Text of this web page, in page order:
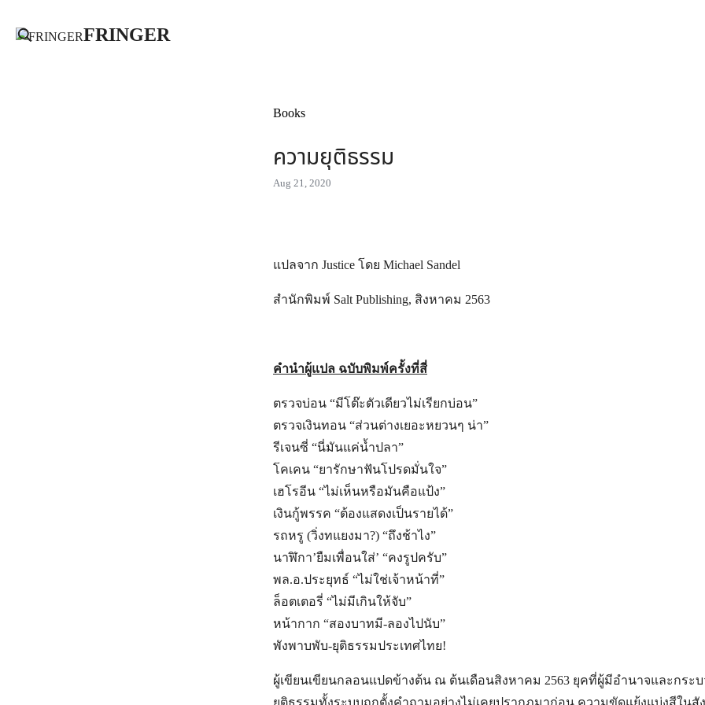
FRINGER
Books
ความยุติธรรม
Aug 21, 2020
แปลจาก Justice โดย Michael Sandel
สำนักพิมพ์ Salt Publishing, สิงหาคม 2563
คำนำผู้แปล ฉบับพิมพ์ครั้งที่สี่
ตรวจบ่อน “มีโต๊ะตัวเดียวไม่เรียกบ่อน”
ตรวจเงินทอน “ส่วนต่างเยอะหยวนๆ น่า”
รีเจนซี่ “นี่มันแค่น้ำปลา”
โคเคน “ยารักษาฟันโปรดมั่นใจ”
เฮโรอีน “ไม่เห็นหรือมันคือแป้ง”
เงินกู้พรรค “ต้องแสดงเป็นรายได้”
รถหรู (วิ่งทแยงมา?) “ถึงช้าไง”
นาฬิกา’ยืมเพื่อนใส่’ “คงรูปครับ”
พล.อ.ประยุทธ์ “ไม่ใช่เจ้าหน้าที่”
ล็อตเตอรี่ “ไม่มีเกินให้จับ”
หน้ากาก “สองบาทมี-ลองไปนับ”
พังพาบพับ-ยุติธรรมประเทศไทย!
ผู้เขียนเขียนกลอนแปดข้างต้น ณ ต้นเดือนสิงหาคม 2563 ยุคที่ผู้มีอำนาจและกระ
ยุติธรรมทั้งระบบถูกตั้งคำถามอย่างไม่เคยปรากฏมาก่อน ความขัดแย้งแบ่งสีในสั